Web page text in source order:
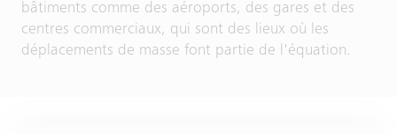
bâtiments comme des aéroports, des gares et des
centres commerciaux, qui sont des lieux où les
déplacements de masse font partie de l'équation.